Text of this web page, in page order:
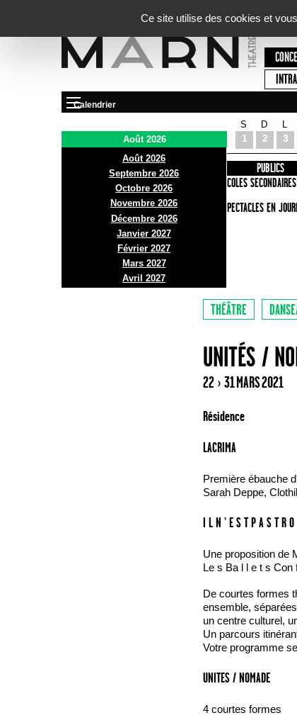
Ce site utilise des cookies et
Calendrier
Août 2026
Août 2026
Septembre 2026
Octobre 2026
Novembre 2026
Décembre 2026
Janvier 2027
Février 2027
Mars 2027
Avril 2027
S
1
D
2 3
PRÉSENTATION
INFOS PRATIQUES
ACCES
BAR ET BISTRO
BILLETTERIE
PUBLICS
ECOLES
SPECTACLES EN
THÉÂTRE
UNITÉS /
22 › 31 MARS 2021
Résidence
LACRIMA
Première ébauche
Sarah Deppe,
I L N ’ E S T P A S T R
Une proposition de
Le s Ba l l e t s Con
De courtes formes
ensemble,
un centre culturel,
Un parcours
Votre programme
UNITES / NOMADE
4 courtes formes